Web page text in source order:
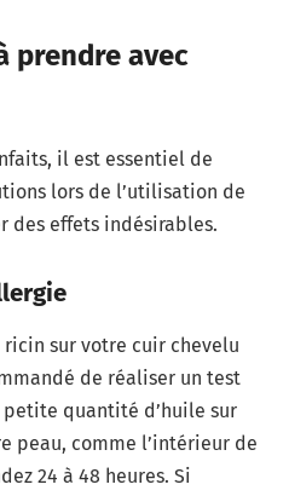
prendre avec
il est essentiel de
lors de l’utilisation de
des effets indésirables.
sur votre cuir chevelu
de réaliser un test
quantité d’huile sur
peau, comme l’intérieur de
24 à 48 heures. Si